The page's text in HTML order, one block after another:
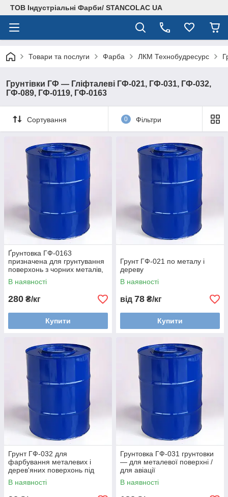
ТОВ Індустріальні Фарби/ STANCOLAC UA
Товари та послуги Фарба ЛКМ Технобудресурс
Грунтівки ГФ — Гліфталеві ГФ-021, ГФ-031, ГФ-032,
ГФ-089, ГФ-0119, ГФ-0163
Сортування 0 Фільтри
Ґрунтовка ГФ-0163
призначена для грунтування
поверхонь з чорних металів,
міді та її сплавів
В наявності
280 ₴/кг
Купити
Грунт ГФ-021 по металу і
дереву
В наявності
від 78 ₴/кг
Купити
Грунт ГФ-032 для
фарбування металевих і
дерев'яних поверхонь під
покриття
В наявності
Грунтовка ГФ-031 грунтовки
— для металевої поверхні /
для авіації
В наявності